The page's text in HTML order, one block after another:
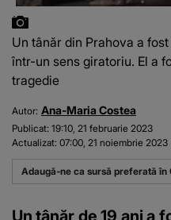
Un tânăr din Prahova a
într-un sens giratoriu. El a
tragedie
Autor: Ana-Maria Costea
Publicat: 19:10, 21 februarie 2023
Actualizat: 07:00, 21 noiembrie 2023
Adaugă-ne ca sursă preferată în
Un tânăr de 19 ani a